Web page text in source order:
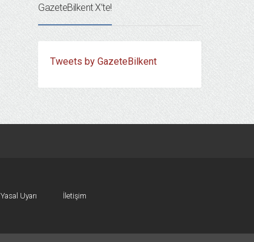
GazeteBilkent X’te!
Tweets by GazeteBilkent
Yasal Uyarı İletişim